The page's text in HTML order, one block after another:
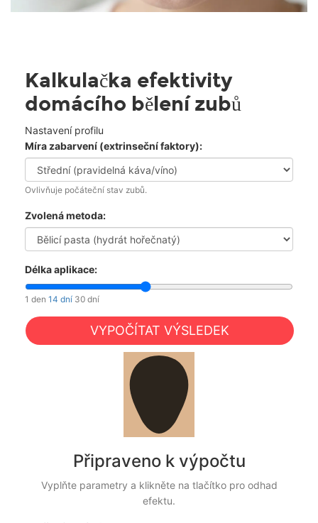
Kalkulačka efektivity
domácího bělení zubů
Nastavení profilu
Míra zabarvení (extrinseční faktory):
Ovlivňuje počáteční stav zubů.
Zvolená metoda:
Délka aplikace:
1 den 14 dní 30 dní
VYPOČÍTAT VÝSLEDEK
Připraveno k výpočtu
Vyplňte parametry a klikněte na tlačítko pro odhad
efektu.